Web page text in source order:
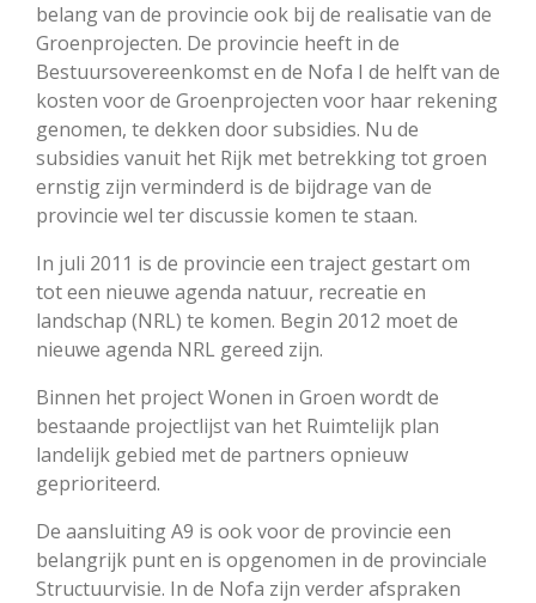
belang van de provincie ook bij de realisatie van de
Groenprojecten. De provincie heeft in de
Bestuursovereenkomst en de Nofa I de helft van de
kosten voor de Groenprojecten voor haar rekening
genomen, te dekken door subsidies. Nu de
subsidies vanuit het Rijk met betrekking tot groen
ernstig zijn verminderd is de bijdrage van de
provincie wel ter discussie komen te staan.
In juli 2011 is de provincie een traject gestart om
tot een nieuwe agenda natuur, recreatie en
landschap (NRL) te komen. Begin 2012 moet de
nieuwe agenda NRL gereed zijn.
Binnen het project Wonen in Groen wordt de
bestaande projectlijst van het Ruimtelijk plan
landelijk gebied met de partners opnieuw
geprioriteerd.
De aansluiting A9 is ook voor de provincie een
belangrijk punt en is opgenomen in de provinciale
Structuurvisie. In de Nofa zijn verder afspraken